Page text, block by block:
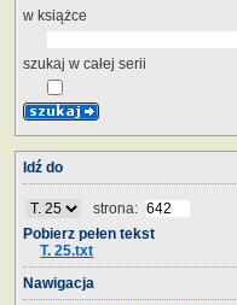
w książce
szukaj w całej serii
Idź do
strona:
Pobierz pełen tekst
T. 25.txt
Nawigacja